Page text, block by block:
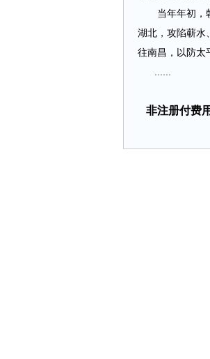
当年年初，朝
湖北，攻陷蕲水
往南昌，以防太
非注册付费